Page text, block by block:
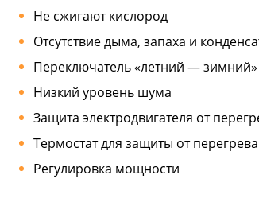
Не сжигают кислород
Отсутствие дыма, запаха и
Переключатель «летний —
Низкий уровень шума
Защита электродвигателя от
Термостат для защиты от перегрева
Регулировка мощности